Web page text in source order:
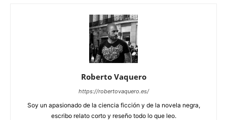
Roberto Vaquero
https://robertovaquero.es/
Soy un apasionado de la ciencia ficción y de la novela negra,
escribo relato corto y reseño todo lo que leo.